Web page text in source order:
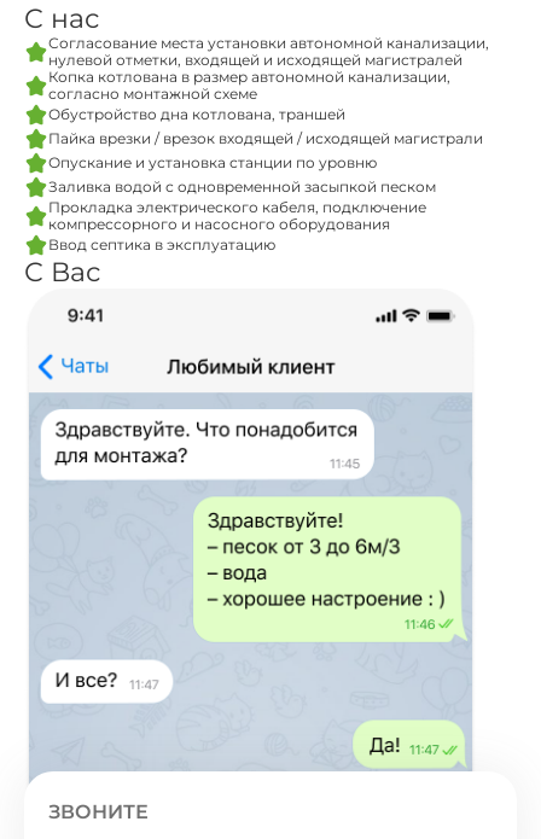
С нас
Согласование места установки автономной канализации,
нулевой отметки, входящей и исходящей магистралей
Копка котлована в размер автономной канализации,
согласно монтажной схеме
Обустройство дна котлована, траншей
Пайка врезки / врезок входящей / исходящей магистрали
Опускание и установка станции по уровню
Заливка водой с одновременной засыпкой песком
Прокладка электрического кабеля, подключение
компрессорного и насосного оборудования
Ввод септика в эксплуатацию
С Вас
ЗВОНИТЕ